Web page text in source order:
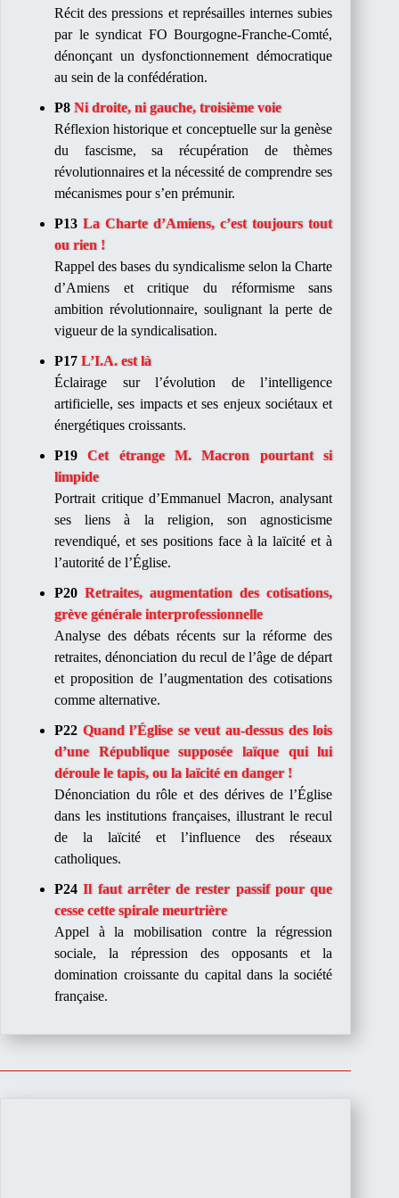
Récit des pressions et représailles internes subies
par le syndicat FO Bourgogne-Franche-Comté,
dénonçant un dysfonctionnement démocratique
au sein de la confédération.​
P8 Ni droite, ni gauche, troisième voie
Réflexion historique et conceptuelle sur la genèse
du fascisme, sa récupération de thèmes
révolutionnaires et la nécessité de comprendre ses
mécanismes pour s’en prémunir.​
P13La Charte d’Amiens, c’est toujours tout
ou rien !
Rappel des bases du syndicalisme selon la Charte
d’Amiens et critique du réformisme sans
ambition révolutionnaire, soulignant la perte de
vigueur de la syndicalisation.​
P17 L’I.A. est là
Éclairage sur l’évolution de l’intelligence
artificielle, ses impacts et ses enjeux sociétaux et
énergétiques croissants.​
P19Cet étrange M. Macron pourtant si
limpide
Portrait critique d’Emmanuel Macron, analysant
ses liens à la religion, son agnosticisme
revendiqué, et ses positions face à la laïcité et à
l’autorité de l’Église.​
P20Retraites, augmentation des cotisations,
grève générale interprofessionnelle
Analyse des débats récents sur la réforme des
retraites, dénonciation du recul de l’âge de départ
et proposition de l’augmentation des cotisations
comme alternative.​
P22 Quand l’Église se veut au-dessus des lois
d’une République supposée laïque qui lui
déroule le tapis, ou la laïcité en danger !
Dénonciation du rôle et des dérives de l’Église
dans les institutions françaises, illustrant le recul
de la laïcité et l’influence des réseaux
catholiques.​
P24Il faut arrêter de rester passif pour que
cesse cette spirale meurtrière
Appel à la mobilisation contre la régression
sociale, la répression des opposants et la
domination croissante du capital dans la société
française.​